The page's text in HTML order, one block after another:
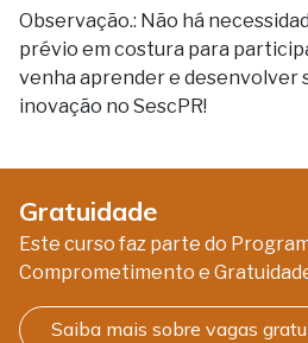
Observação.: Não há
prévio em costura para
venha aprender e desenvolver
inovação no SescPR!
Gratuidade
Este curso faz parte do
Comprometimento e
Saiba mais sobre vagas